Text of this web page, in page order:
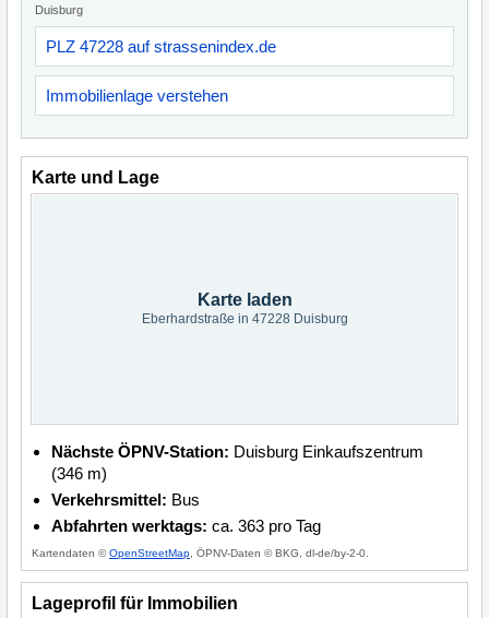
Duisburg
PLZ 47228 auf strassenindex.de
Immobilienlage verstehen
Karte und Lage
Karte laden
Eberhardstraße in 47228 Duisburg
Nächste ÖPNV-Station: Duisburg Einkaufszentrum
(346 m)
Verkehrsmittel: Bus
Abfahrten werktags: ca. 363 pro Tag
Kartendaten ©OpenStreetMap , ÖPNV-Daten © BKG, dl-de/by-2-0.
Lageprofil für Immobilien